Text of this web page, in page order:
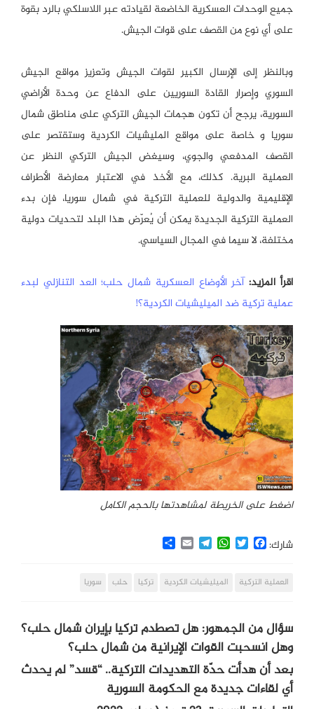
جميع الوحدات العسكرية الخاضعة لقيادته عبر اللاسلكي بالرد بقوة
على أي نوع من القصف على قوات الجيش.
وبالنظر إلى الإرسال الكبير لقوات الجيش وتعزيز مواقع الجيش
السوري وإصرار القادة السوريين على الدفاع عن وحدة الأراضي
السورية، يرجح أن تكون هجمات الجيش التركي على مناطق شمال
سوريا و خاصة على مواقع المليشيات الكردية وستقتصر على
القصف المدفعي والجوي، وسيغض الجيش التركي النظر عن
العملية البرية. كذلك، مع الأخذ في الاعتبار معارضة الأطراف
الإقليمية والدولية للعملية التركية في شمال سوريا، فإن بدء
العملية التركية الجديدة يمكن أن يُعرّض هذا البلد لتحديات دولية
مختلفة، لا سيما في المجال السياسي.
اقرأ المزيد: آخر الأوضاع العسكرية شمال حلب؛ العد التنازلي لبدء
عملية تركية ضد الميليشيات الكردية؟!
اضغط على الخريطة لمشاهدتها بالحجم الكامل
شارك: Facebook
Twitter
WhatsApp
Telegram
Email
Share
العملية التركية الميليشيات الكردية تركيا حلب سوريا
سؤال من الجمهور: هل تصطدم تركيا بإيران شمال حلب؟
وهل انسحبت القوات الإيرانية من شمال حلب؟
بعد أن هدأت حدّة التهديدات التركية.. “قسد” لم يحدث
أي لقاءات جديدة مع الحكومة السورية